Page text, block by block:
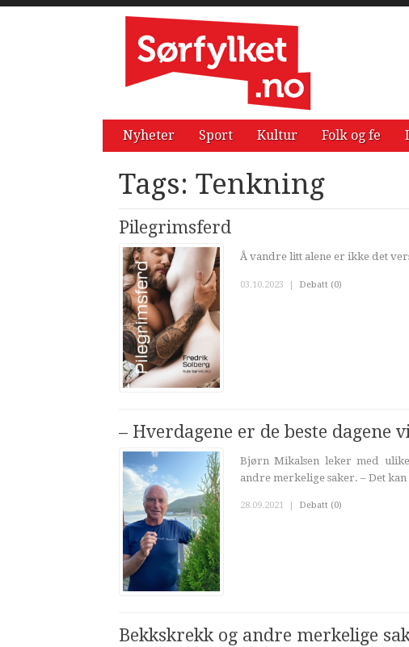
Nyheter Sport Kultur Folk og fe
Tags: Tenkning
Pilegrimsferd
Å vandre litt alene er ikke det
03.10.2023 | Debatt (0)
– Hverdagene er de beste dagene
Bjørn Mikalsen leker med
andre merkelige saker. – Det
28.09.2021 Debatt (0)
Bekkskrekk og andre merkelige